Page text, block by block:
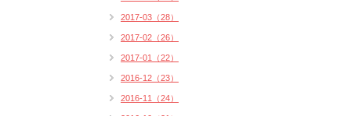
2017-03（28）
2017-02（26）
2017-01（22）
2016-12（23）
2016-11（24）